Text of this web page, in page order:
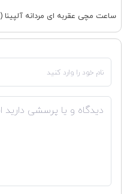
ساعت مچی عقربه ای مردانه آلپینا (Alpina) مدل AL-372NW4S26